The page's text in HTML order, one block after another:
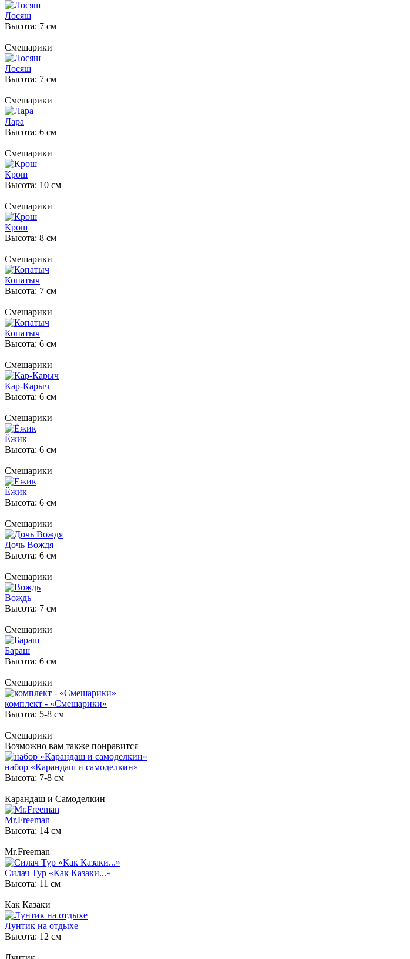
Лосяш
Высота: 7 см
Смешарики
Лосяш
Высота: 7 см
Смешарики
Лара
Высота: 6 см
Смешарики
Крош
Высота: 10 см
Смешарики
Крош
Высота: 8 см
Смешарики
Копатыч
Высота: 7 см
Смешарики
Копатыч
Высота: 6 см
Смешарики
Кар-Карыч
Высота: 6 см
Смешарики
Ёжик
Высота: 6 см
Смешарики
Ёжик
Высота: 6 см
Смешарики
Дочь Вождя
Высота: 6 см
Смешарики
Вождь
Высота: 7 см
Смешарики
Бараш
Высота: 6 см
Смешарики
комплект - «Смешарики»
Высота: 5-8 см
Смешарики
Возможно вам также понравится
набор «Карандаш и самоделкин»
Высота: 7-8 см
Карандаш и Самоделкин
Mr.Freeman
Высота: 14 см
Mr.Freeman
Силач Тур «Как Казаки...»
Высота: 11 см
Как Казаки
Лунтик на отдыхе
Высота: 12 см